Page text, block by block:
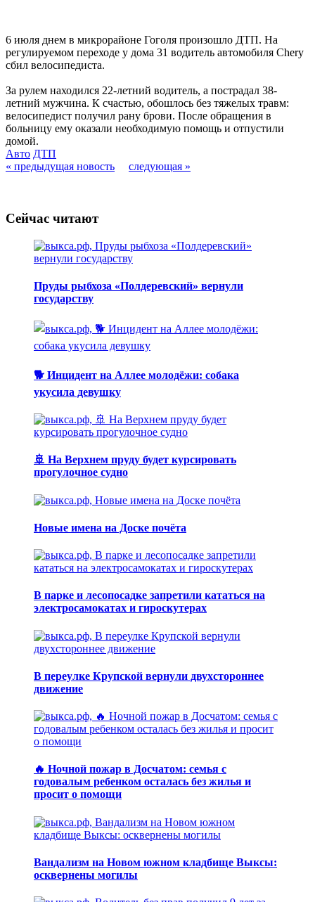
6 июля днем в микрорайоне Гоголя произошло ДТП. На
регулируемом переходе у дома 31 водитель автомобиля Chery
сбил велосипедиста.
За рулем находился 22-летний водитель, а пострадал 38-
летний мужчина. К счастью, обошлось без тяжелых травм:
велосипедист получил рану брови. После обращения в
больницу ему оказали необходимую помощь и отпустили
домой.
Авто ДТП
« предыдущая новость
следующая »
Сейчас читают
Пруды рыбхоза «Полдеревский» вернули
государству
🐕 Инцидент на Аллее молодёжи: собака
укусила девушку
🚢 На Верхнем пруду будет курсировать
прогулочное судно
Новые имена на Доске почёта
В парке и лесопосадке запретили кататься на
электросамокатах и гироскутерах
В переулке Крупской вернули двухстороннее
движение
🔥 Ночной пожар в Досчатом: семья с
годовалым ребенком осталась без жилья и
просит о помощи
Вандализм на Новом южном кладбище Выксы:
осквернены могилы